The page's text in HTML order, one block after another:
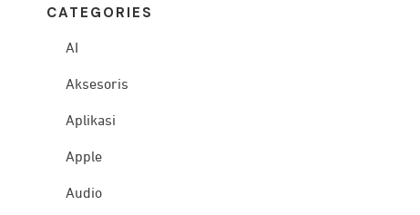
CATEG ORIES
AI
Aksesoris
Aplikasi
Apple
Audio